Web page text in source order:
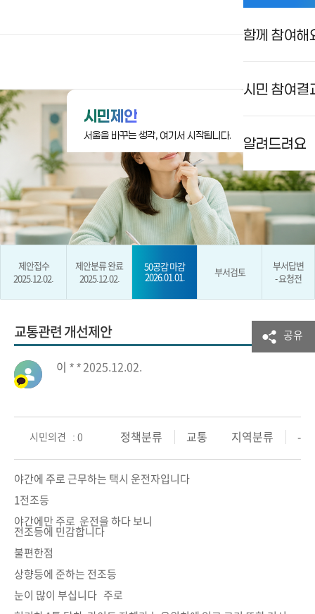
로그인
함께 참여해
시민 참여결
알려드려요
시민제안
서울을 바꾸는 생각, 여기서 시작됩니다.
제안접수
2025.12.02.
제안분류 완료
2025.12.02.
50공감 마감
2026.01.01.
부서검토
부서답변
- 요청전
교통관련 개선제안 공유
이 * * 2025.12.02.
시민의견 : 0 지역분류 -
정책분류 교통
야간에 주로 근무하는 택시 운전자입니다
1전조등
야간에만 주로 운전을 하다 보니
전조등에 민감합니다
불편한점
상향등에 준하는 전조등
눈이 많이 부십니다 주로